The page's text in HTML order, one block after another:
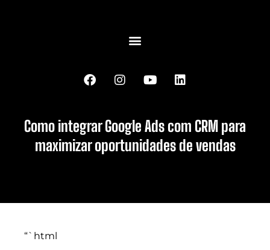
Como integrar Google Ads com CRM para
maximizar oportunidades de vendas
“`html